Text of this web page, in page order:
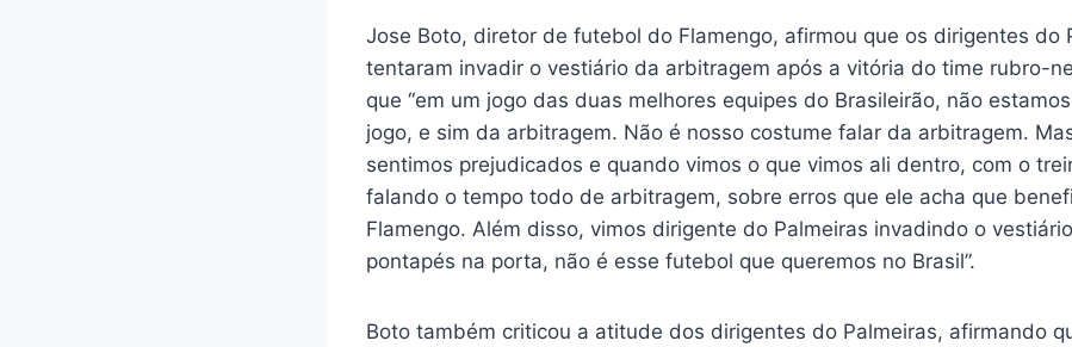
Jose Boto, diretor de futebol do Flamengo, afirmou que os dirigentes do
tentaram invadir o vestiário da arbitragem após a vitória do time rubro-
que “em um jogo das duas melhores equipes do Brasileirão, não
jogo, e sim da arbitragem. Não é nosso costume falar da arbitragem.
sentimos prejudicados e quando vimos o que vimos ali dentro, com o
falando o tempo todo de arbitragem, sobre erros que ele acha que
Flamengo. Além disso, vimos dirigente do Palmeiras invadindo o
pontapés na porta, não é esse futebol que queremos no Brasil”.
Boto também criticou a atitude dos dirigentes do Palmeiras, afirmando